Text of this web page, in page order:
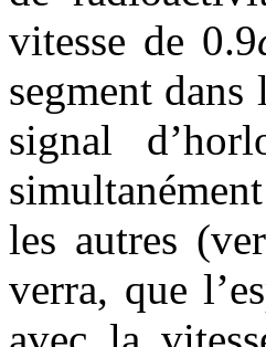
vitesse de 0.9
segment
signal
les autres
verra, que